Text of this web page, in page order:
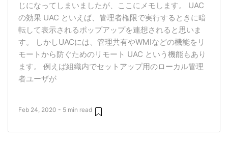
じになってしまいましたが、ここにメモします。 UAC
の効果 UAC といえば、管理者権限で実行するときに暗
転して表示されるポップアップを連想されると思いま
す。 しかしUACには、管理共有やWMIなどの機能をリ
モートから防ぐためのリモート UAC という機能もあり
ます。 例えば組織内でセットアップ用のローカル管理
者ユーザが
Feb 24, 2020 - 5 min read